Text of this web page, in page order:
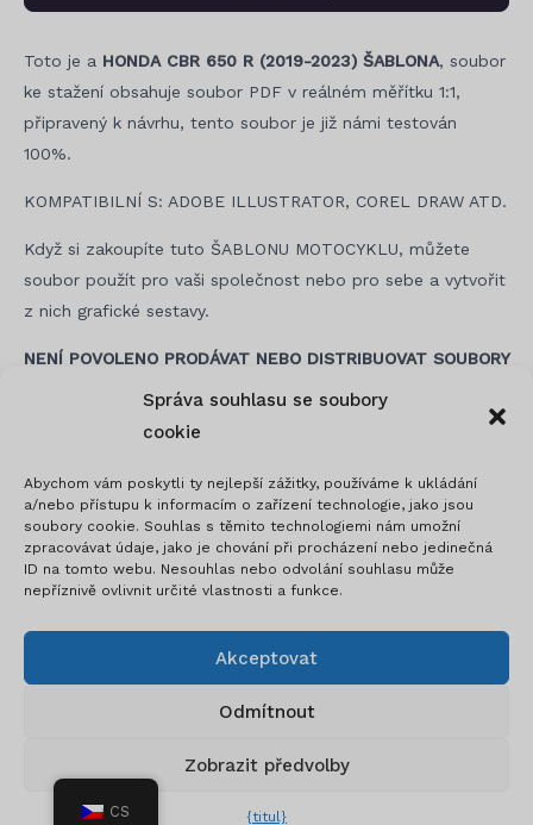
Správa souhlasu se soubory
cookie
Abychom vám poskytli ty nejlepší zážitky, používáme k ukládání
a/nebo přístupu k informacím o zařízení technologie, jako jsou
soubory cookie. Souhlas s těmito technologiemi nám umožní
zpracovávat údaje, jako je chování při procházení nebo jedinečná
ID na tomto webu. Nesouhlas nebo odvolání souhlasu může
nepříznivě ovlivnit určité vlastnosti a funkce.
Akceptovat
Odmítnout
Zobrazit předvolby
{titul}
Toto je a HONDA CBR 650 R (2019-2023) ŠABLONA, soubor
ke stažení obsahuje soubor PDF v reálném měřítku 1:1,
připravený k návrhu, tento soubor je již námi testován
100%.
KOMPATIBILNÍ S: ADOBE ILLUSTRATOR, COREL DRAW ATD.
Když si zakoupíte tuto ŠABLONU MOTOCYKLU, můžete
soubor použít pro vaši společnost nebo pro sebe a vytvořit
z nich grafické sestavy.
NENÍ POVOLENO PRODÁVAT NEBO DISTRIBUOVAT SOUBORY
A V PŘÍPADĚ, ŽE TO UDĚLÁTE, VYHRAZUJEME SI PRÁVO
ZAČÍNAT PROTI VÁM A VAŠÍ SPOLEČNOSTI A TAKÉ OMEZIT
NENAKUPULI.
Navigace
© 2026 Motorcycle Templates
Instagram info@motoprotemplates.com
CS